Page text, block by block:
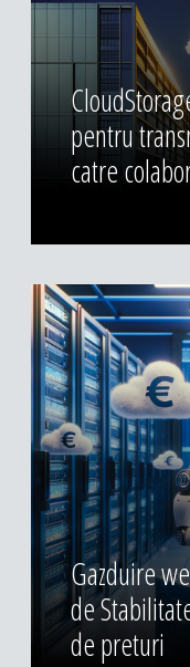
pentru
catre
Gazduire
de
de preturi